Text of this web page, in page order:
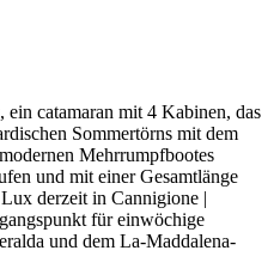
catamaran mit 4 Kabinen, das
Sommertörns mit dem
Mehrrumpfbootes
und mit einer Gesamtlänge
derzeit in Cannigione |
für einwöchige
und dem La-Maddalena-